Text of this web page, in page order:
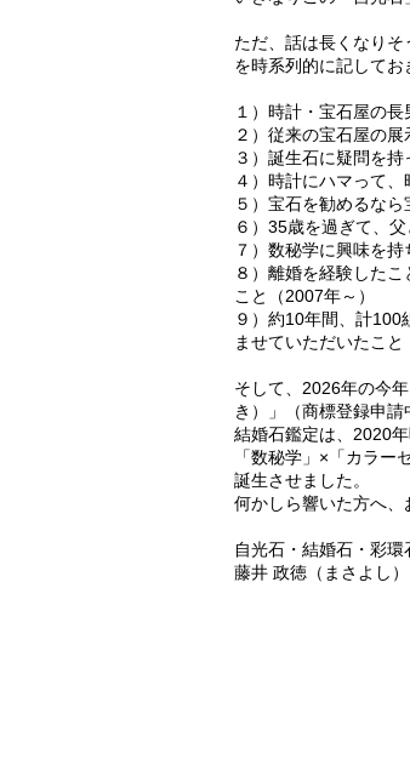
ただ、話は長くなり
を時系列的に記してお
１）時計・宝石屋の
２）従来の宝石屋の
３）誕生石に疑問を
４）時計にハマって
５）宝石を勧めるな
６）35歳を過ぎて、
７）数秘学に興味を
８）離婚を経験した
こと（2007年～）
９）約10年間、計100
ませていただいたこと
そして、2026年の今
き）」（商標登録申
結婚石鑑定は、2020
「数秘学」×「カラ
誕生させました。
何かしら響いた方へ、
自光石・結婚石・彩
藤井 政徳（まさよし）